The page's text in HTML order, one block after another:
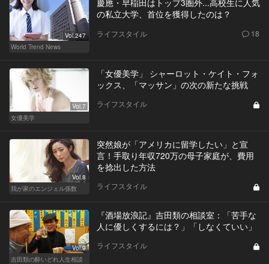
Vol.247
World Trend News
の私立大学、首位を獲得したのは？
ライフスタイル 18
Vol.7
女優美学
「女優美学」 シャーロット・ケイト・フォ
ックス、「マッサン」の次の新たな挑戦
ライフスタイル
Vol.8
我が家のエンジェル係数
突然娘が「アメリカに留学したい」と宣
言！手取り年収720万の母子家庭が、費用
を捻出した方法
ライフスタイル
Vol.9
吉田類の酔いどれ人生相談
『酒場放浪記』吉田類の相談室：「苦手な
人に優しくするには？」「しなくていい」
ライフスタイル